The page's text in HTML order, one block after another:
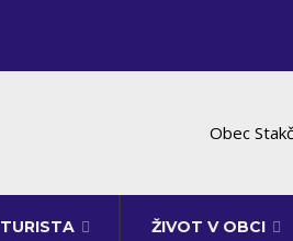
TURISTA ŽIVOT V OBCI